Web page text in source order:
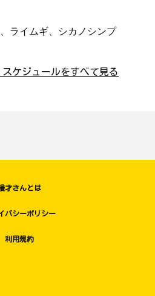
、ライムギ、シカノシンプ
ケジュールをすべて見る
才さんとは
バシーポリシー
利用規約